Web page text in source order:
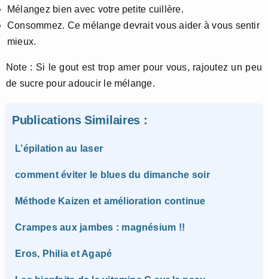
Mélangez bien avec votre petite cuillère.
Consommez. Ce mélange devrait vous aider à vous sentir
mieux.
Note : Si le gout est trop amer pour vous, rajoutez un peu
de sucre pour adoucir le mélange.
Publications Similaires :
L’épilation au laser
comment éviter le blues du dimanche soir
Méthode Kaizen et amélioration continue
Crampes aux jambes : magnésium !!
Eros, Philia et Agapé